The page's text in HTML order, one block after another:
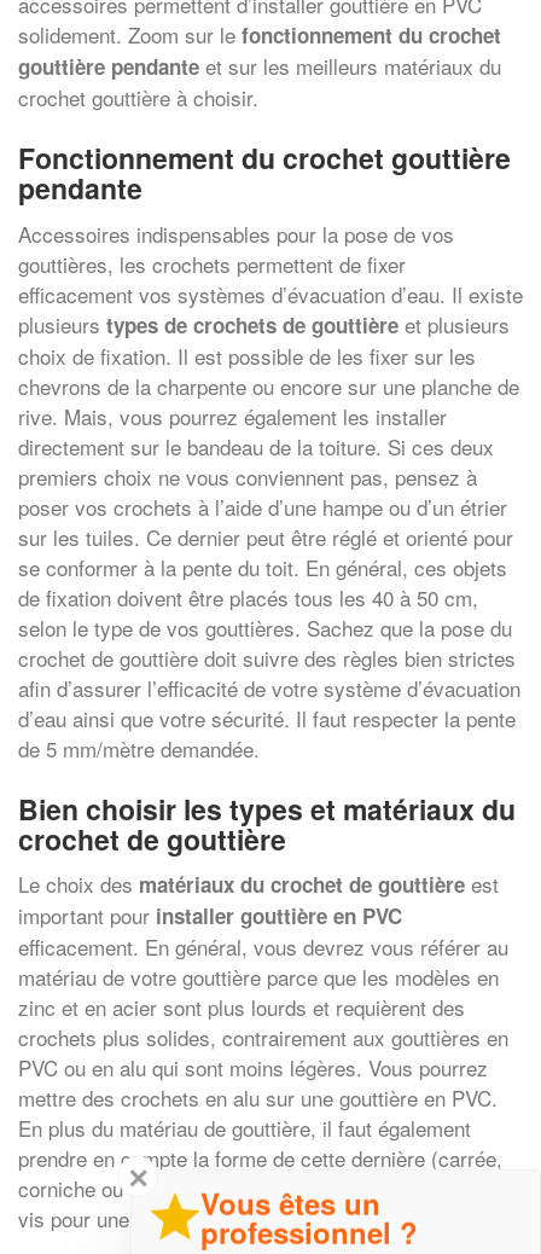
solidement. Zoom sur le fonctionnement du crochet
gouttière pendante et sur les meilleurs matériaux du
crochet gouttière à choisir.
Fonctionnement du crochet gouttière
pendante
Accessoires indispensables pour la pose de vos
gouttières, les crochets permettent de fixer
efficacement vos systèmes d’évacuation d’eau. Il existe
plusieurs types de crochets de gouttière et plusieurs
choix de fixation. Il est possible de les fixer sur les
chevrons de la charpente ou encore sur une planche de
rive. Mais, vous pourrez également les installer
directement sur le bandeau de la toiture. Si ces deux
premiers choix ne vous conviennent pas, pensez à
poser vos crochets à l’aide d’une hampe ou d’un étrier
sur les tuiles. Ce dernier peut être réglé et orienté pour
se conformer à la pente du toit. En général, ces objets
de fixation doivent être placés tous les 40 à 50 cm,
selon le type de vos gouttières. Sachez que la pose du
crochet de gouttière doit suivre des règles bien strictes
afin d’assurer l’efficacité de votre système d’évacuation
d’eau ainsi que votre sécurité. Il faut respecter la pente
de 5 mm/mètre demandée.
Bien choisir les types et matériaux du
crochet de gouttière
Le choix des matériaux du crochet de gouttière est
important pour installer gouttière en PVC
efficacement. En général, vous devrez vous référer au
matériau de votre gouttière parce que les modèles en
zinc et en acier sont plus lourds et requièrent des
crochets plus solides, contrairement aux gouttières en
PVC ou en alu qui sont moins légères. Vous pourrez
mettre des crochets en alu sur une gouttière en PVC.
En plus du matériau de gouttière, il faut également
prendre en compte la forme de cette dernière (carrée,
corniche ou demi-ronde). Enfin, optez pour les fixations
vis pour une fixation solide et durable.
✕
Vous êtes un
professionnel ?